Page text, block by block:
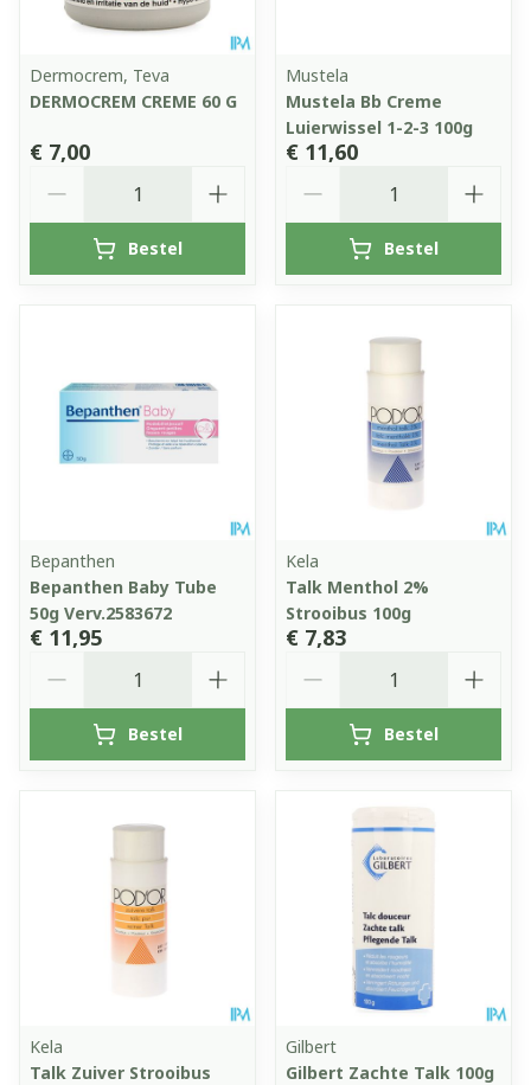
Dermocrem, Teva
DERMOCREM CREME 60 G
€ 7,00
Bestel
Mustela
Mustela Bb Creme
Luierwissel 1-2-3 100g
€ 11,60
Bestel
Bepanthen
Bepanthen Baby Tube
50g Verv.2583672
€ 11,95
Bestel
Kela
Talk Menthol 2%
Strooibus 100g
€ 7,83
Bestel
Kela
Talk Zuiver Strooibus
Gilbert
Gilbert Zachte Talk 100g